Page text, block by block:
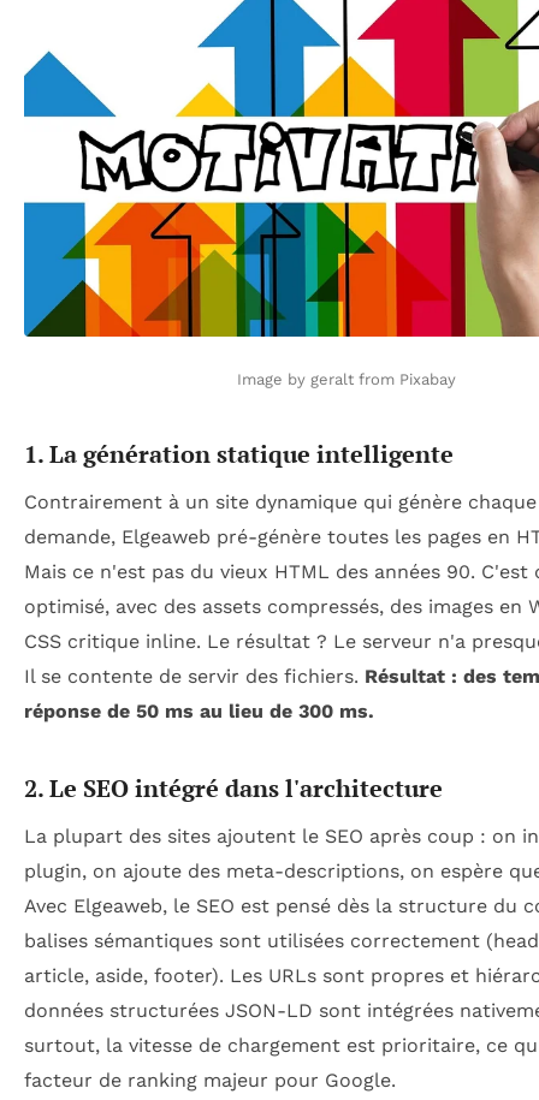
Image by geralt from Pixabay
1. La génération statique intelligente
Contrairement à un site dynamique qui génère
demande, Elgeaweb pré-génère toutes les pages en
Mais ce n'est pas du vieux HTML des années 90. C'est
optimisé, avec des assets compressés, des images en
CSS critique inline. Le résultat ? Le serveur n'a
Il se contente de servir des fichiers. Résultat : des
réponse de 50 ms au lieu de 300 ms.
2. Le SEO intégré dans l'architecture
La plupart des sites ajoutent le SEO après coup : on
plugin, on ajoute des meta-descriptions, on espère
Avec Elgeaweb, le SEO est pensé dès la structure du
balises sémantiques sont utilisées correctement
article, aside, footer). Les URLs sont propres et
données structurées JSON-LD sont intégrées
surtout, la vitesse de chargement est prioritaire, ce
facteur de ranking majeur pour Google.